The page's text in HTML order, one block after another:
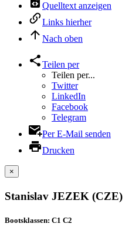
Quelltext anzeigen
Links hierher
Nach oben
Teilen per
Teilen per...
Twitter
LinkedIn
Facebook
Telegram
Per E-Mail senden
Drucken
×
Stanislav JEZEK (CZE)
Bootsklassen: C1 C2